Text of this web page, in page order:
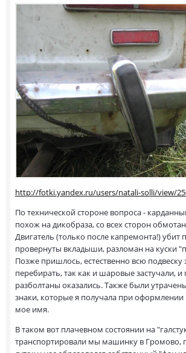
http://fotki.yandex.ru/users/natali-solli/view/
По технической стороне вопроса -
похож на дикобраза, со всех сторон
Двигатель (только после капремонта!) убит
провернуты вкладыши, разломан на куски
Позже пришлось, естественно всю подвеску
перебирать, так как и шаровые застучали, и
разболтаны оказались. Также были
знаки, которые я получала при
мое имя.
В таком вот плачевном состоянии на
транспортировали мы машинку в Громово,